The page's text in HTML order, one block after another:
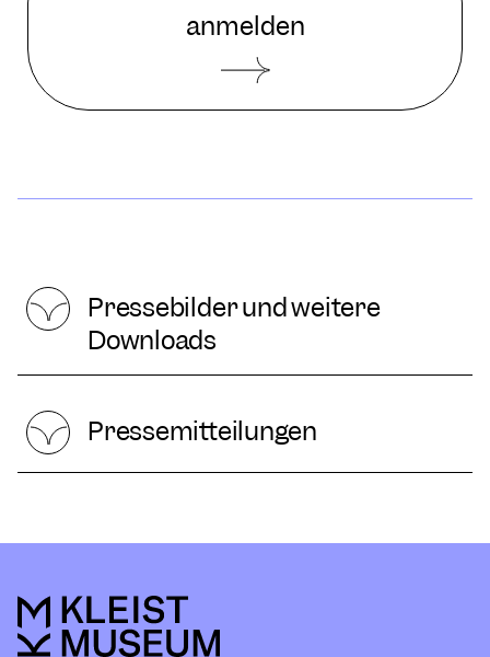
anmelden
Pressebilder und weitere
Downloads
Pressemitteilungen